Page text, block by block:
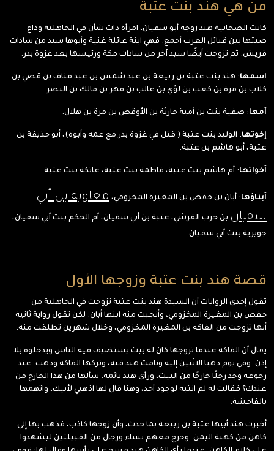
من هي هند بنت عتبة
كانت الصحابية هند زوجة أبو سفيان، امرأة ذات شأن في الجاهلية وذاع
صيتها بين قبائل العرب أجمع. فهي ابنة عائلة غنية وأبوها سيد من سادات
قريش. ثم تزوجت أيضًا سيد آخر من سادات مكة ورئيسها بعد غزوة بدر.
اسمها: هند بنت عتبة بن ربيعة بن عبد شمس بن عبد مناف بن قصي بن
كلاب بن مرة بن كعب بن لؤي بن غالب بن فهر بن مالك بن النضر.
أمها: صفية بنت بن أمية حارثة بن الأوقص بن مرة بن هلال.
إخوتها: الوليد بنت عتبة ( قتل في غزوة بدر مع عمه وأبوه)، أبو حذيفة بن
عتبة، أبو هاشم بن عتبة.
أخواتها: أم هاشم بنت عتبة، فاطمة بنت عتبة، عاتكة بنت عتبة.
أبناؤها: أبان بن حفص بن المغيرة المخزومي، معاوية بن أبي
سفيان بن حرب القرشي، عتبة بن أبي سفيان، أم الحكم بنت أبي سفيان،
جويرية بنت أبي سفيان.
قصة هند بنت عتبة وزوجها الأول
تقول إحدى الروايات أن السيدة هند بنت عتبة تزوجت في الجاهلية من
حفص بن المغيرة المخزومي، وأنجبت منه ابنها أبان. لكن تقول رواية ثانية
أنها تزوجت من الفاكه بن المغيرة المخزومي، وخلال شهرين تطلقت منه.
يقال أن الفاكه عندما تزوجها كان له بيت يستضيف فيه الناس ويدخلوه بلا
إذن. وفي يوم ذهبا الاثنين إليه ونامت هند فيه، وتركها الفاكه وذهب. عند
رجوعه وجد رجلًا خارجًا من البيت، ورأى هند نائمة. سألها من هذا الخارج من
عندك؟ فقالت له لم انتبه لوجود أحد، وهنا قال لها اذهبي لأبيك، واتهمها
بالفاحشة.
أخبرت هند أبيها عتبة بن ربيعة بما حدث، وأن زوجها كاذب، فذهب بها إلى
كاهن من كهنة اليمن. وخرج معهم نساء ورجال من القبيلتين ليشهدوا